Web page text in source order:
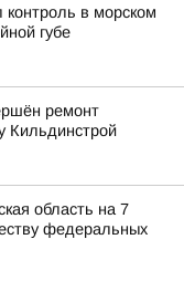
контроль в морском
губе
ремонт
Кильдинстрой
область на 7
федеральных